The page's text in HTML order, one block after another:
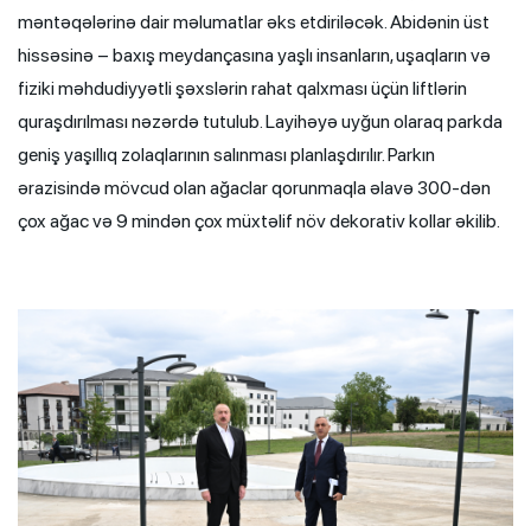
məntəqələrinə dair məlumatlar əks etdiriləcək. Abidənin üst
hissəsinə – baxış meydançasına yaşlı insanların, uşaqların və
fiziki məhdudiyyətli şəxslərin rahat qalxması üçün liftlərin
quraşdırılması nəzərdə tutulub. Layihəyə uyğun olaraq parkda
geniş yaşıllıq zolaqlarının salınması planlaşdırılır. Parkın
ərazisində mövcud olan ağaclar qorunmaqla əlavə 300-dən
çox ağac və 9 mindən çox müxtəlif növ dekorativ kollar əkilib.